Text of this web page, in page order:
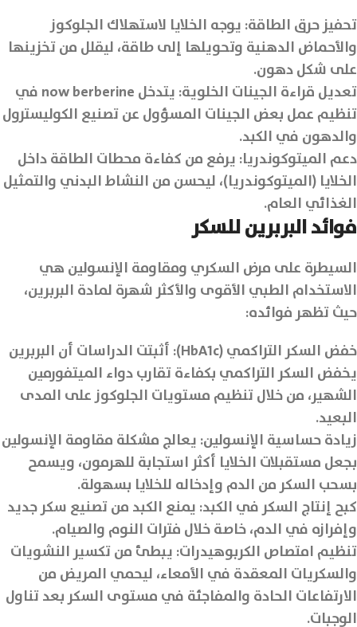
تحفيز حرق الطاقة: يوجه الخلايا لاستهلاك الجلوكوز
والأحماض الدهنية وتحويلها إلى طاقة، ليقلل من تخزينها
على شكل دهون.
تعديل قراءة الجينات الخلوية: يتدخل now berberine في
تنظيم عمل بعض الجينات المسؤول عن تصنيع الكوليسترول
والدهون في الكبد.
دعم الميتوكوندريا: يرفع من كفاءة محطات الطاقة داخل
الخلايا (الميتوكوندريا)، ليحسن من النشاط البدني والتمثيل
الغذائي العام.
فوائد البربرين للسكر
السيطرة على مرض السكري ومقاومة الإنسولين هي
الاستخدام الطبي الأقوى والأكثر شهرة لمادة البربرين،
حيث تظهر فوائده:
خفض السكر التراكمي (HbA1c): أثبتت الدراسات أن البربرين
يخفض السكر التراكمي بكفاءة تقارب دواء الميتفورمين
الشهير، من خلال تنظيم مستويات الجلوكوز على المدى
البعيد.
زيادة حساسية الإنسولين: يعالج مشكلة مقاومة الإنسولين
بجعل مستقبلات الخلايا أكثر استجابة للهرمون، ويسمح
بسحب السكر من الدم وإدخاله للخلايا بسهولة.
كبح إنتاج السكر في الكبد: يمنع الكبد من تصنيع سكر جديد
وإفرازه في الدم، خاصة خلال فترات النوم والصيام.
تنظيم امتصاص الكربوهيدرات: يبطئ من تكسير النشويات
والسكريات المعقدة في الأمعاء، ليحمي المريض من
الارتفاعات الحادة والمفاجئة في مستوى السكر بعد تناول
الوجبات.